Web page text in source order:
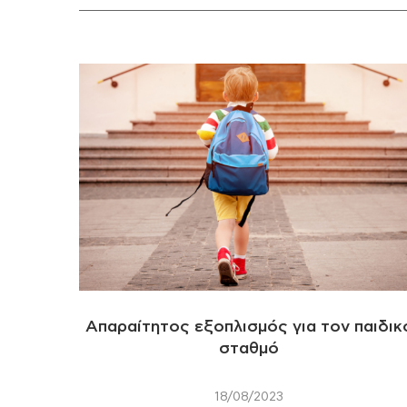
Απαραίτητος εξοπλισμός για τον
σταθμό
18/08/2023